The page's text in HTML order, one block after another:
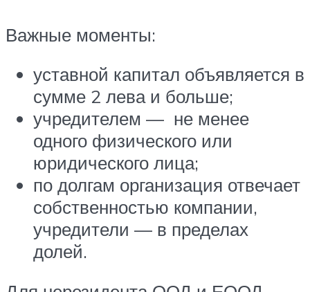
Важные моменты:
уставной капитал объявляется в
сумме 2 лева и больше;
учредителем — не менее
одного физического или
юридического лица;
по долгам организация отвечает
собственностью компании,
учредители — в пределах
долей.